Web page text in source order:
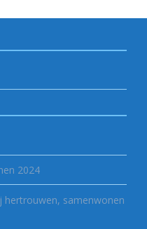
2024
hertrouwen, samenwonen